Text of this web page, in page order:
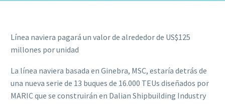
Línea naviera pagará un valor de alrededor de US$125
millones por unidad
La línea naviera basada en Ginebra, MSC, estaría detrás de
una nueva serie de 13 buques de 16.000 TEUs diseñados por
MARIC que se construirán en Dalian Shipbuilding Industry